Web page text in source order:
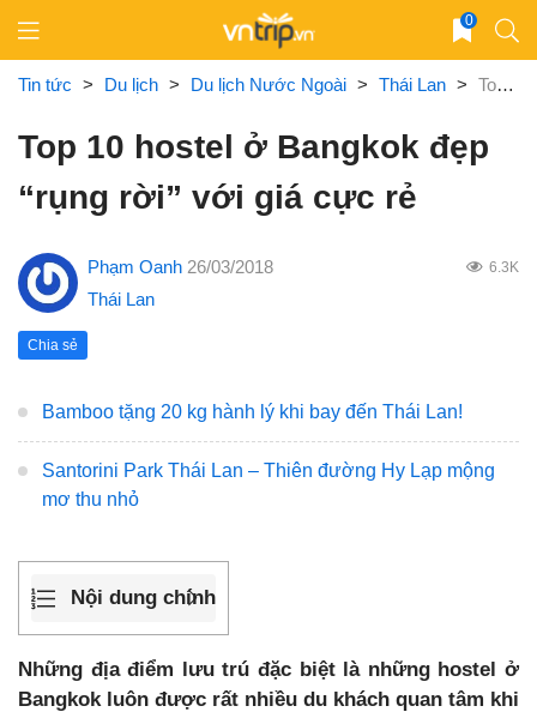
content
0
Tin tức > Du lịch > Du lịch Nước Ngoài > Thái Lan > Top 10 hostel ở Bangkok đẹp “rụng rời” với giá cực rẻ
Top 10 hostel ở Bangkok đẹp
“rụng rời” với giá cực rẻ
Phạm Oanh 26/03/2018 6.3K
Thái Lan
Chia sẻ
Bamboo tặng 20 kg hành lý khi bay đến Thái Lan!
Santorini Park Thái Lan – Thiên đường Hy Lạp mộng
mơ thu nhỏ
Nội dung chính
Những địa điểm lưu trú đặc biệt là những hostel ở
Bangkok luôn được rất nhiều du khách quan tâm khi